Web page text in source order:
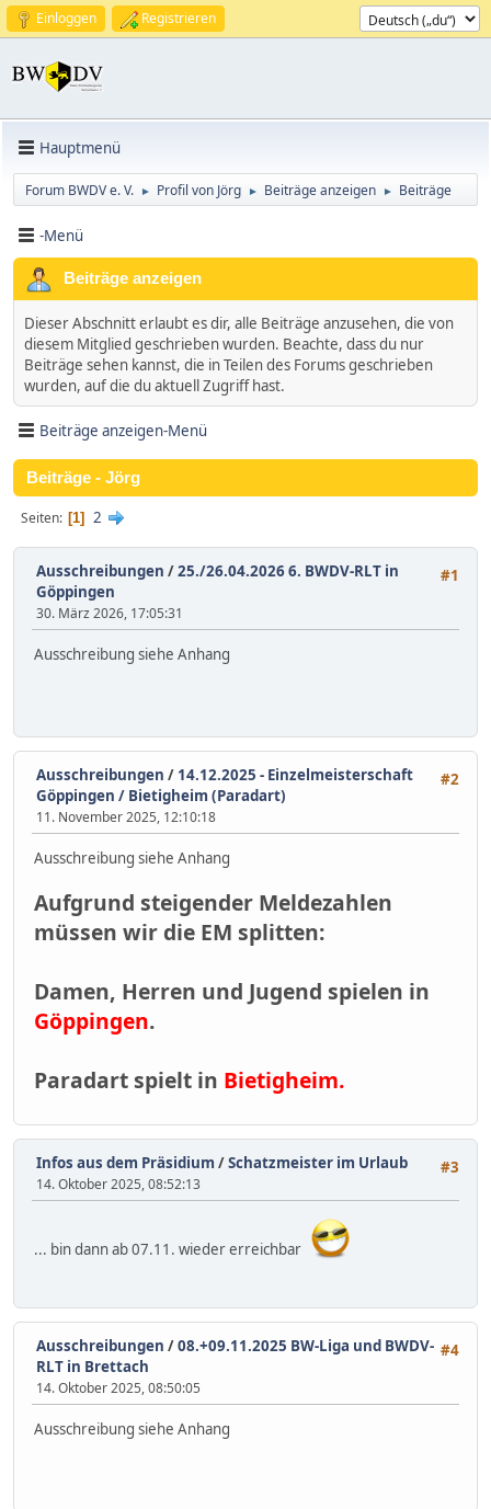
Einloggen Registrieren
Hauptmenü
Forum BWDV e. V. ► Profil von Jörg ► Beiträge anzeigen ► Beiträge
-Menü
Beiträge anzeigen
Dieser Abschnitt erlaubt es dir, alle Beiträge anzusehen, die von
diesem Mitglied geschrieben wurden. Beachte, dass du nur
Beiträge sehen kannst, die in Teilen des Forums geschrieben
wurden, auf die du aktuell Zugriff hast.
Beiträge anzeigen-Menü
Beiträge - Jörg
Seiten 1 2
#1
Ausschreibungen /25./26.04.2026 6. BWDV-RLT in
Göppingen
30. März 2026, 17:05:31
Ausschreibung siehe Anhang
#2
Ausschreibungen / 14.12.2025 - Einzelmeisterschaft
Göppingen / Bietigheim (Paradart)
11. November 2025, 12:10:18
Ausschreibung siehe Anhang
Aufgrund steigender Meldezahlen
müssen wir die EM splitten:
Damen, Herren und Jugend spielen in
Göppingen.
Paradart spielt in Bietigheim.
#3
Infos aus dem Präsidium /Schatzmeister im Urlaub
14. Oktober 2025, 08:52:13
... bin dann ab 07.11. wieder erreichbar
#4
Ausschreibungen /08.+09.11.2025 BW-Liga und BWDV-
RLT in Brettach
14. Oktober 2025, 08:50:05
Ausschreibung siehe Anhang